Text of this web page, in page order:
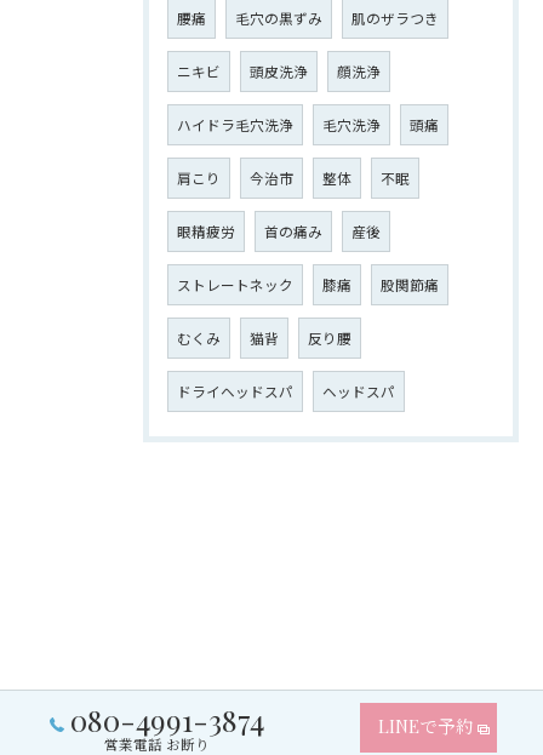
腰痛 毛穴の黒ずみ 肌のザラつき
ニキビ 頭皮洗浄 顔洗浄
ハイドラ毛穴洗浄 毛穴洗浄 頭痛
肩こり 今治市 整体 不眠
眼精疲労 首の痛み 産後
ストレートネック 膝痛 股関節痛
むくみ 猫背 反り腰
ドライヘッドスパ ヘッドスパ
080-4991-3874
営業電話 お断り
LINEで予約